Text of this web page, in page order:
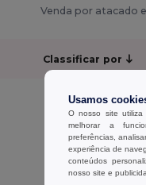
Venda por atacado
Classificar por
Usamos
O nosso site utiliza
melhorar a
preferências,
experiência de
conteúdos
nosso site e